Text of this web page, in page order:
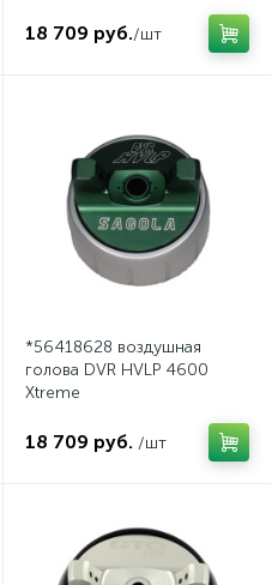
18 709 руб./шт
*56418628 воздушная
голова DVR HVLP 4600
Xtreme
18 709 руб. /шт